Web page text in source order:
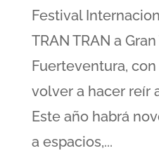
Festival
TRAN TRAN a Gran
Fuerteventura,
volver a hacer reír
Este año habrá
a espacios,...